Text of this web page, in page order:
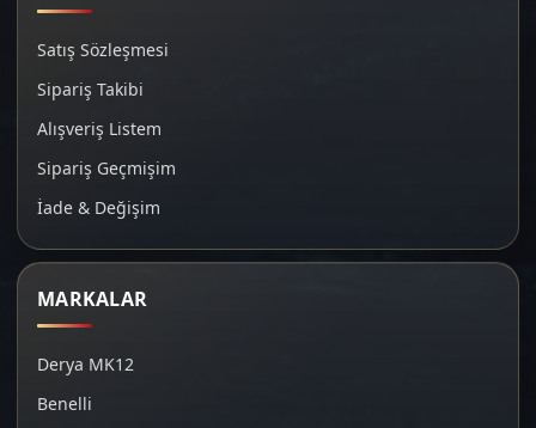
Satış Sözleşmesi
Sipariş Takibi
Alışveriş Listem
Sipariş Geçmişim
İade & Değişim
MARKALAR
Derya MK12
Benelli